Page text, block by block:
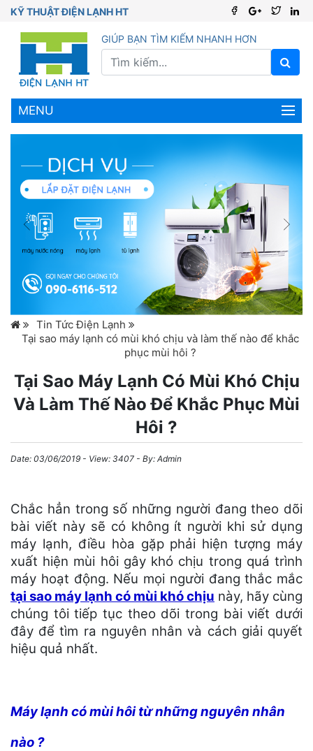
KỸ THUẬT ĐIỆN LẠNH HT
GIÚP BẠN TÌM KIẾM NHANH HƠN
MENU
Tin Tức Điện Lạnh
Tại sao máy lạnh có mùi khó chịu và làm thế nào để khắc
phục mùi hôi ?
Tại Sao Máy Lạnh Có Mùi Khó Chịu
Và Làm Thế Nào Để Khắc Phục Mùi
Hôi ?
Date: 03/06/2019 - View: 3407 - By: Admin
Chắc hẳn trong số những người đang theo dõi
bài viết này sẽ có không ít người khi sử dụng
máy lạnh, điều hòa gặp phải hiện tượng máy
xuất hiện mùi hôi gây khó chịu trong quá trình
máy hoạt động. Nếu mọi người đang thắc mắc
tại sao máy lạnh có mùi khó chịu này, hãy cùng
chúng tôi tiếp tục theo dõi trong bài viết dưới
đây để tìm ra nguyên nhân và cách giải quyết
hiệu quả nhất.
Máy lạnh có mùi hôi từ những nguyên nhân
nào ?